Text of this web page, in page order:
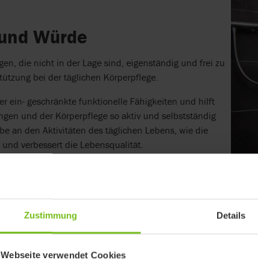
Zustimmung Details
verwendet Cookies
Würde
die nicht in der Lage sind, eigenständig und frei zu
bei der täglichen Körperpflege.
ein- geschränkte funktionelle Fähigkeiten und hilft
und der Körperpflege so aktiv und selbstständig
an den Aktivitäten des täglichen Lebens, wie die
verbessert die Lebensqualität.